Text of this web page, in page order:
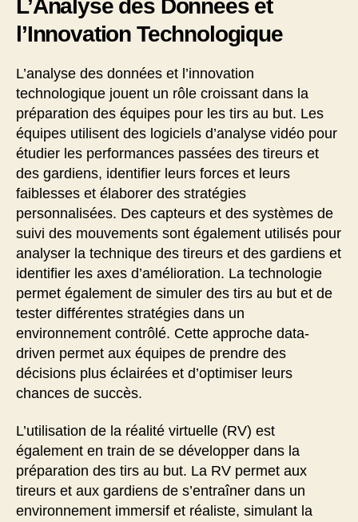
L’Analyse des Données et
l’Innovation Technologique
L’analyse des données et l’innovation
technologique jouent un rôle croissant dans la
préparation des équipes pour les tirs au but. Les
équipes utilisent des logiciels d’analyse vidéo pour
étudier les performances passées des tireurs et
des gardiens, identifier leurs forces et leurs
faiblesses et élaborer des stratégies
personnalisées. Des capteurs et des systèmes de
suivi des mouvements sont également utilisés pour
analyser la technique des tireurs et des gardiens et
identifier les axes d’amélioration. La technologie
permet également de simuler des tirs au but et de
tester différentes stratégies dans un
environnement contrôlé. Cette approche data-
driven permet aux équipes de prendre des
décisions plus éclairées et d’optimiser leurs
chances de succès.
L’utilisation de la réalité virtuelle (RV) est
également en train de se développer dans la
préparation des tirs au but. La RV permet aux
tireurs et aux gardiens de s’entraîner dans un
environnement immersif et réaliste, simulant la